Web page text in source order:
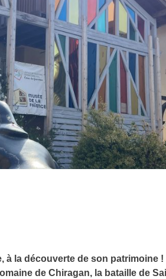
à la découverte de son patrimoine
de Chiragan, la bataille de